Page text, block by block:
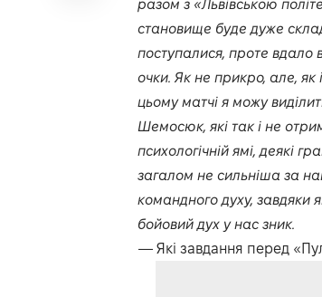
разом з «Львівською
становище буде дуже
поступалися, проте вдало
очки. Як не прикро, але, як
цьому матчі я можу
Шемосюк, які так і не
психологічній ямі, деякі
загалом не сильніша за
командного духу, завдяки
бойовий дух у нас зник.
— Які завдання перед